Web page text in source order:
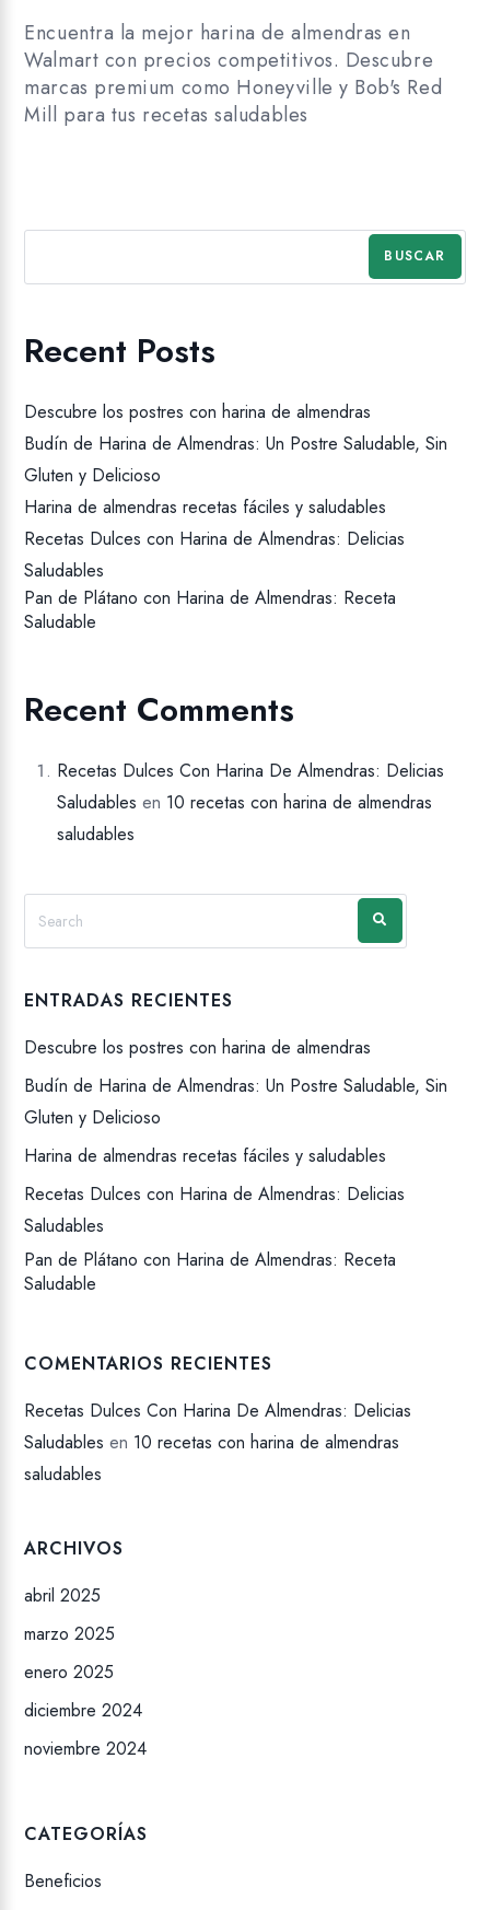
Encuentra la mejor harina de almendras en
Walmart con precios competitivos. Descubre
marcas premium como Honeyville y Bob's Red
Mill para tus recetas saludables
BUSCAR
Recent Posts
Descubre los postres con harina de almendras
Budín de Harina de Almendras: Un Postre Saludable, Sin
Gluten y Delicioso
Harina de almendras recetas fáciles y saludables
Recetas Dulces con Harina de Almendras: Delicias
Saludables
Pan de Plátano con Harina de Almendras: Receta
Saludable
Recent Comments
Recetas Dulces Con Harina De Almendras: Delicias
Saludables en 10 recetas con harina de almendras
saludables
ENTRADAS RECIENTES
Descubre los postres con harina de almendras
Budín de Harina de Almendras: Un Postre Saludable, Sin
Gluten y Delicioso
Harina de almendras recetas fáciles y saludables
Recetas Dulces con Harina de Almendras: Delicias
Saludables
Pan de Plátano con Harina de Almendras: Receta
Saludable
COMENTARIOS RECIENTES
Recetas Dulces Con Harina De Almendras: Delicias
Saludables en 10 recetas con harina de almendras
saludables
ARCHIVOS
abril 2025
marzo 2025
enero 2025
diciembre 2024
noviembre 2024
CATEGORÍAS
Beneficios